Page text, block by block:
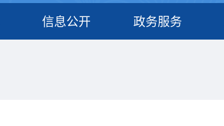
信息公开 政务服务